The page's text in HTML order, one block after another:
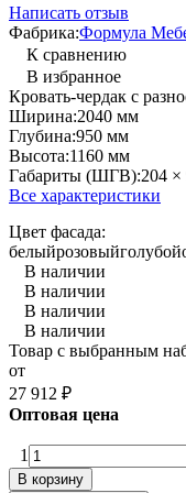
Написать отзыв
Фабрика:Формула
К сравнению
В избранное
Кровать-чердак с
Ширина:2040 мм
Глубина:950 мм
Высота:1160 мм
Габариты (ШГВ):204 ×
Все характеристики
Цвет фасада:
белыйрозовыйголубой
В наличии
В наличии
В наличии
В наличии
Товар с выбранным
от
27 912 ₽
Оптовая цена
1
В корзину